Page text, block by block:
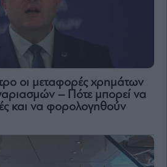
οι μεταφορές χρημάτων
– Πότε μπορεί να
και να φορολογηθούν